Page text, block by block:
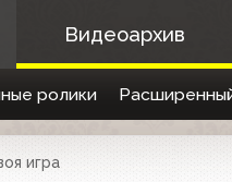
Видеоархив
ролики
игра